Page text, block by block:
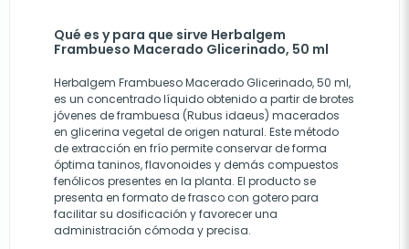
Qué es y para que sirve Herbalgem
Frambueso Macerado Glicerinado, 50 ml
Herbalgem Frambueso Macerado Glicerinado, 50 ml,
es un concentrado líquido obtenido a partir de brotes
jóvenes de frambuesa (Rubus idaeus) macerados
en glicerina vegetal de origen natural. Este método
de extracción en frío permite conservar de forma
óptima taninos, flavonoides y demás compuestos
fenólicos presentes en la planta. El producto se
presenta en formato de frasco con gotero para
facilitar su dosificación y favorecer una
administración cómoda y precisa.